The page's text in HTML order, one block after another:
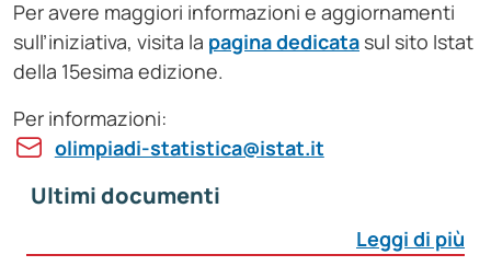
Per avere maggiori informazioni e aggiornamenti
sull’iniziativa, visita la pagina dedicata sul sito Istat
della 15esima edizione.
Per informazioni:
olimpiadi-statistica@istat.it
Ultimi documenti
Leggi di più